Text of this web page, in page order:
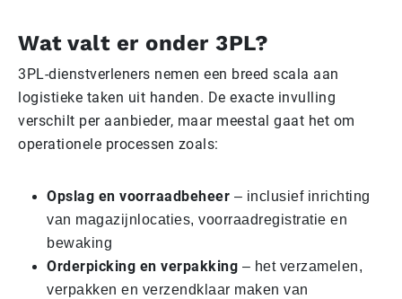
Wat valt er onder 3PL?
3PL-dienstverleners nemen een breed scala aan
logistieke taken uit handen. De exacte invulling
verschilt per aanbieder, maar meestal gaat het om
operationele processen zoals:
Opslag en voorraadbeheer – inclusief inrichting
van magazijnlocaties, voorraadregistratie en
bewaking
Orderpicking en verpakking – het verzamelen,
verpakken en verzendklaar maken van